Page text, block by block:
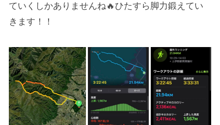
ていくしかありませんね🔥ひたすら脚力鍛えてい
きます！！